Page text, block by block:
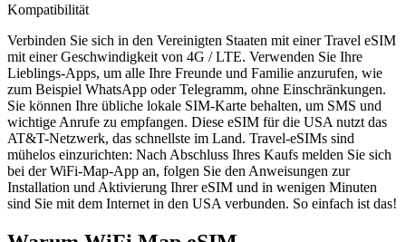
Kompatibilität
Verbinden Sie sich in den Vereinigten Staaten mit einer Travel eSIM
mit einer Geschwindigkeit von 4G / LTE. Verwenden Sie Ihre
Lieblings-Apps, um alle Ihre Freunde und Familie anzurufen, wie
zum Beispiel WhatsApp oder Telegramm, ohne Einschränkungen.
Sie können Ihre übliche lokale SIM-Karte behalten, um SMS und
wichtige Anrufe zu empfangen. Diese eSIM für die USA nutzt das
AT&T-Netzwerk, das schnellste im Land. Travel-eSIMs sind
mühelos einzurichten: Nach Abschluss Ihres Kaufs melden Sie sich
bei der WiFi-Map-App an, folgen Sie den Anweisungen zur
Installation und Aktivierung Ihrer eSIM und in wenigen Minuten
sind Sie mit dem Internet in den USA verbunden. So einfach ist das!